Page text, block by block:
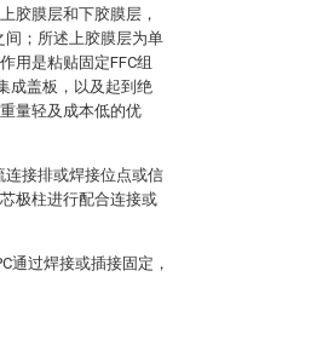
胶膜层和下胶膜层，
间；所述上胶膜层为单
用是粘贴固定FFC组
成盖板，以及起到绝
量轻及成本低的优
接排或焊接位点或信
极柱进行配合连接或
通过焊接或插接固定，